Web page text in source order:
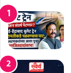
सु
द्धा
का
ही
च
फ
र